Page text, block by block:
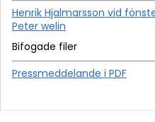
Henrik Hjalmarsson vid
Peter welin
Bifogade filer
Pressmeddelande i PDF